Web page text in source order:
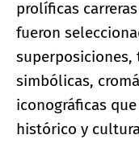
prolíficas
fueron
simbólicas,
iconográficas
histórico y